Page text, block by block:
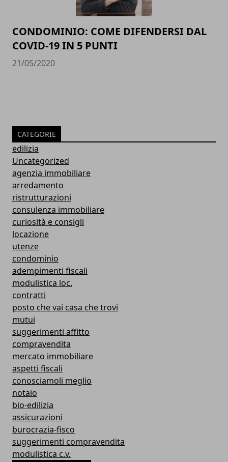
CONDOMINIO: COME DIFENDERSI DAL
COVID-19 IN 5 PUNTI
21/05/2020
CATEGORIE
edilizia
Uncategorized
agenzia immobiliare
arredamento
ristrutturazioni
consulenza immobiliare
curiosità e consigli
locazione
utenze
condominio
adempimenti fiscali
modulistica loc.
contratti
posto che vai casa che trovi
mutui
suggerimenti affitto
compravendita
mercato immobiliare
aspetti fiscali
conosciamoli meglio
notaio
bio-edilizia
assicurazioni
burocrazia-fisco
suggerimenti compravendita
modulistica c.v.